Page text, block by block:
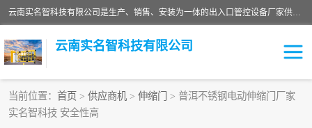
云南实名智科技有限公司是生产、销售、安装为一体的出入口管控设备厂家供应商。主营:电动伸缩门、道闸、广告道闸、重型空降闸、车牌识别、门禁通道、升降柱、岗亭、旗杆等智能设备。主营产品: 电动伸缩门,道闸门禁,车牌识别 生产、销售、安装为一体的出入口管控设备厂家源头供应商。
云南实名智科技有限公司
当前位置： 首页 > 供应商机 > 伸缩门
> 普洱不锈钢电动伸缩门厂家
实名智科技 安全性高
车牌识别门系列